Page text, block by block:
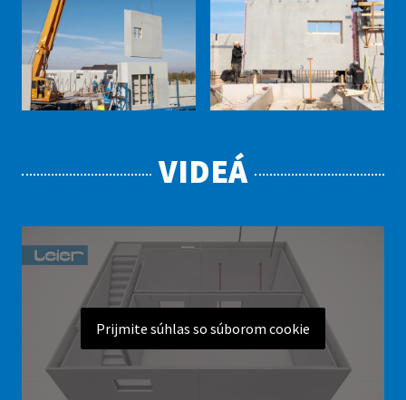
VIDEÁ
Prijmite súhlas so súborom cookie